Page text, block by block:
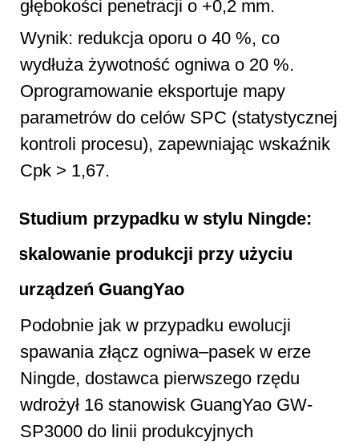
głębokości penetracji o +0,2 mm.
Wynik: redukcja oporu o 40 %, co
wydłuża żywotność ogniwa o 20 %.
Oprogramowanie eksportuje mapy
parametrów do celów SPC (statystycznej
kontroli procesu), zapewniając wskaźnik
Cpk > 1,67.
Studium przypadku w stylu Ningde:
skalowanie produkcji przy użyciu
urządzeń GuangYao
Podobnie jak w przypadku ewolucji
spawania złącz ogniwa–pasek w erze
Ningde, dostawca pierwszego rzędu
wdrożył 16 stanowisk GuangYao GW-
SP3000 do linii produkcyjnych